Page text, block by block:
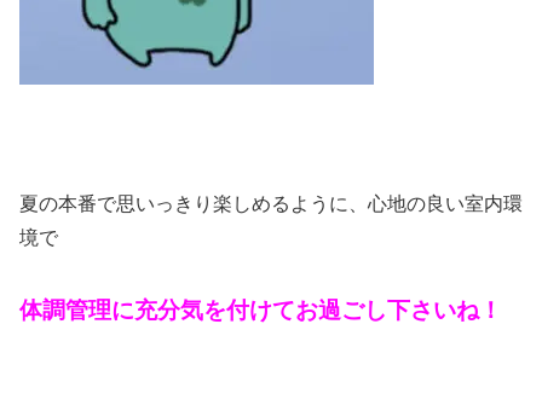
夏の本番で思いっきり楽しめるように、心地の良い室内環
境で
体調管理に充分気を付けてお過ごし下さいね！